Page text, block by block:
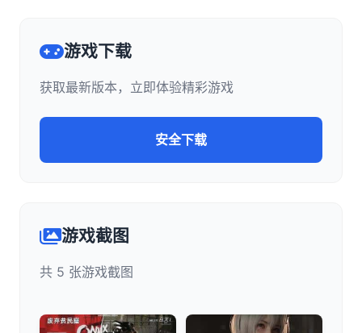
游戏下载
获取最新版本，立即体验精彩游戏
安全下载
游戏截图
共 5 张游戏截图